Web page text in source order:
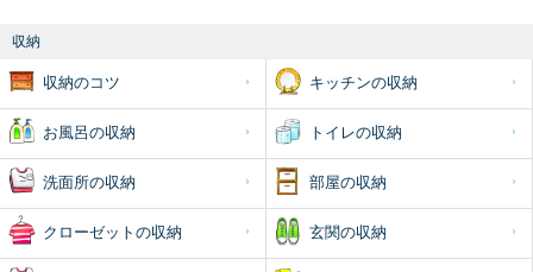
収納
収納のコツ キッチンの収納
お風呂の収納 トイレの収納
洗面所の収納 部屋の収納
クローゼットの収納 玄関の収納